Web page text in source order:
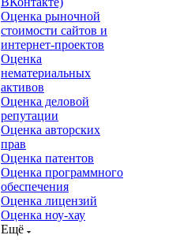
Оценка рыночной
стоимости сайтов и
интернет-проектов
Оценка
нематериальных
активов
Оценка деловой
репутации
Оценка авторских
прав
Оценка патентов
Оценка программного
обеспечения
Оценка лицензий
Оценка ноу-хау
Ещё